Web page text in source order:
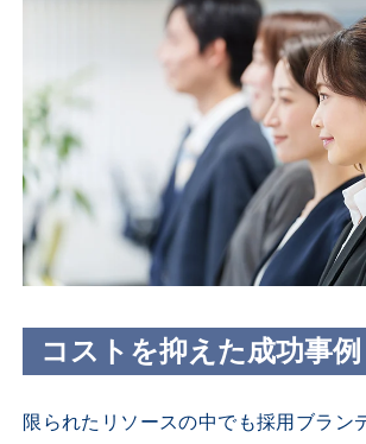
コストを抑えた成功事例
限られたリソースの中でも採用ブラン